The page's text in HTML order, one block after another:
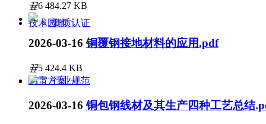
资质认证
技术园地
行业规范
防雷方案
끂6 484.27 KB
2026-03-16 铜覆钢接地材料的应用.pdf
끂5 424.4 KB
2026-03-16 铜包钢线材及其生产四种工艺总结